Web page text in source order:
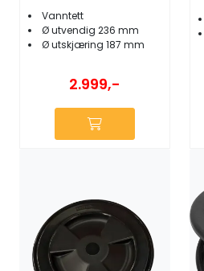
Vanntett
Ø utvendig 236 mm
Ø utskjæring 187 mm
2.999,-